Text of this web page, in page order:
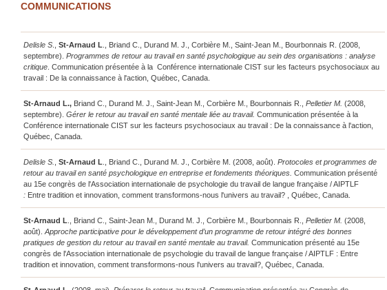
COMMUNICATIONS
Delisle S., St-Arnaud L ., Briand C., Durand M. J., Corbière M., Saint-Jean M., Bourbonnais R. (2008,
septembre). Programmes de retour au travail en santé psychologique au sein des organisations : analyse
critique. Communication présentée à la Conférence internationale CIST sur les facteurs psychosociaux au
travail : De la connaissance à l'action, Québec, Canada.
St-Arnaud L.,Briand C., Durand M. J., Saint-Jean M., Corbière M., Bourbonnais R., Pelletier M. (2008,
septembre). Gérer le retour au travail en santé mentale liée au travail. Communication présentée à la
Conférence internationale CIST sur les facteurs psychosociaux au travail : De la connaissance à l'action,
Québec, Canada.
Delisle S. St-Arnaud L ., Briand C., Durand M. J., Corbière M. (2008, août). Protocoles et programmes de
retour au travail en santé psychologique en entreprise et fondements théoriques. Communication présenté
au 15e congrès de l'Association internationale de psychologie du travail de langue française / AIPTLF
: Entre tradition et innovation, comment transformons-nous l'univers au travail? , Québec, Canada.
St-Arnaud L ., Briand C., Saint-Jean M., Durand M. J., Corbière M., Bourbonnais R., Pelletier M. (2008,
août). Approche participative pour le développement d’un programme de retour intégré des bonnes
pratiques de gestion du retour au travail en santé mentale au travail. Communication présenté au 15e
congrès de l'Association internationale de psychologie du travail de langue française / AIPTLF : Entre
tradition et innovation, comment transformons-nous l'univers au travail?, Québec, Canada.